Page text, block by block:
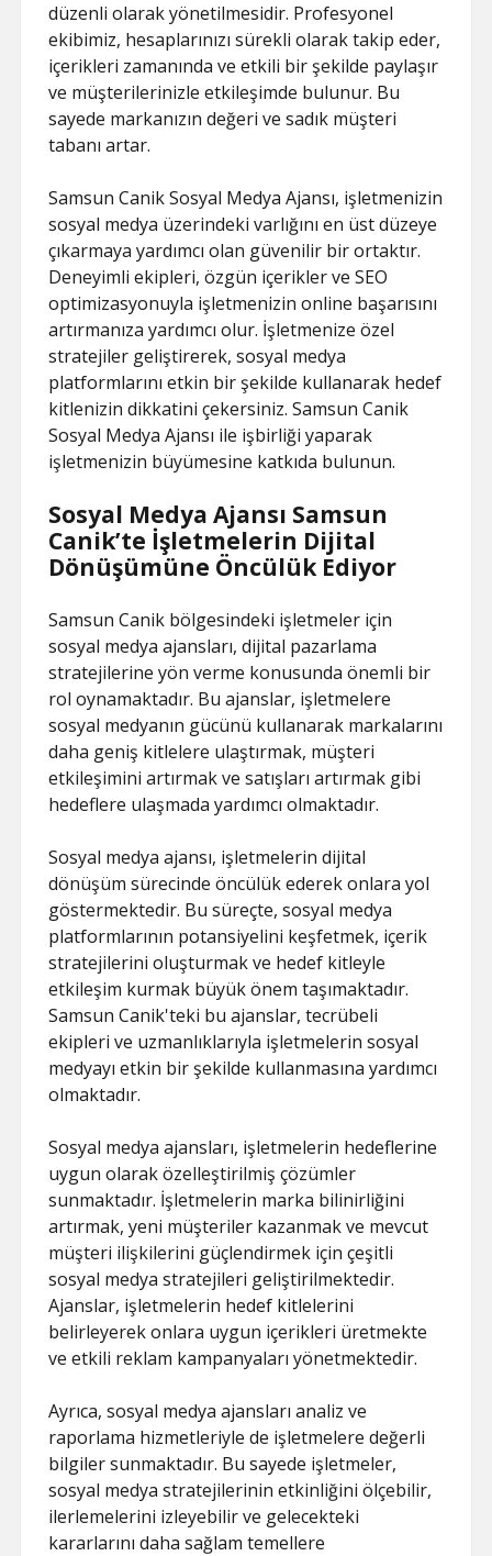
düzenli olarak yönetilmesidir. Profesyonel
ekibimiz, hesaplarınızı sürekli olarak takip eder,
içerikleri zamanında ve etkili bir şekilde paylaşır
ve müşterilerinizle etkileşimde bulunur. Bu
sayede markanızın değeri ve sadık müşteri
tabanı artar.
Samsun Canik Sosyal Medya Ajansı, işletmenizin
sosyal medya üzerindeki varlığını en üst düzeye
çıkarmaya yardımcı olan güvenilir bir ortaktır.
Deneyimli ekipleri, özgün içerikler ve SEO
optimizasyonuyla işletmenizin online başarısını
artırmanıza yardımcı olur. İşletmenize özel
stratejiler geliştirerek, sosyal medya
platformlarını etkin bir şekilde kullanarak hedef
kitlenizin dikkatini çekersiniz. Samsun Canik
Sosyal Medya Ajansı ile işbirliği yaparak
işletmenizin büyümesine katkıda bulunun.
Sosyal Medya Ajansı Samsun
Canik’te İşletmelerin Dijital
Dönüşümüne Öncülük Ediyor
Samsun Canik bölgesindeki işletmeler için
sosyal medya ajansları, dijital pazarlama
stratejilerine yön verme konusunda önemli bir
rol oynamaktadır. Bu ajanslar, işletmelere
sosyal medyanın gücünü kullanarak markalarını
daha geniş kitlelere ulaştırmak, müşteri
etkileşimini artırmak ve satışları artırmak gibi
hedeflere ulaşmada yardımcı olmaktadır.
Sosyal medya ajansı, işletmelerin dijital
dönüşüm sürecinde öncülük ederek onlara yol
göstermektedir. Bu süreçte, sosyal medya
platformlarının potansiyelini keşfetmek, içerik
stratejilerini oluşturmak ve hedef kitleyle
etkileşim kurmak büyük önem taşımaktadır.
Samsun Canik'teki bu ajanslar, tecrübeli
ekipleri ve uzmanlıklarıyla işletmelerin sosyal
medyayı etkin bir şekilde kullanmasına yardımcı
olmaktadır.
Sosyal medya ajansları, işletmelerin hedeflerine
uygun olarak özelleştirilmiş çözümler
sunmaktadır. İşletmelerin marka bilinirliğini
artırmak, yeni müşteriler kazanmak ve mevcut
müşteri ilişkilerini güçlendirmek için çeşitli
sosyal medya stratejileri geliştirilmektedir.
Ajanslar, işletmelerin hedef kitlelerini
belirleyerek onlara uygun içerikleri üretmekte
ve etkili reklam kampanyaları yönetmektedir.
Ayrıca, sosyal medya ajansları analiz ve
raporlama hizmetleriyle de işletmelere değerli
bilgiler sunmaktadır. Bu sayede işletmeler,
sosyal medya stratejilerinin etkinliğini ölçebilir,
ilerlemelerini izleyebilir ve gelecekteki
kararlarını daha sağlam temellere